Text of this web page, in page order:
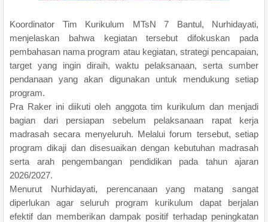
Koordinator Tim Kurikulum MTsN 7 Bantul, Nurhidayati,
menjelaskan bahwa kegiatan tersebut difokuskan pada
pembahasan nama program atau kegiatan, strategi pencapaian,
target yang ingin diraih, waktu pelaksanaan, serta sumber
pendanaan yang akan digunakan untuk mendukung setiap
program.
Pra Raker ini diikuti oleh anggota tim kurikulum dan menjadi
bagian dari persiapan sebelum pelaksanaan rapat kerja
madrasah secara menyeluruh. Melalui forum tersebut, setiap
program dikaji dan disesuaikan dengan kebutuhan madrasah
serta arah pengembangan pendidikan pada tahun ajaran
2026/2027.
Menurut Nurhidayati, perencanaan yang matang sangat
diperlukan agar seluruh program kurikulum dapat berjalan
efektif dan memberikan dampak positif terhadap peningkatan